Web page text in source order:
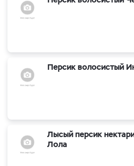
Персик волосистый
Лысый персик
Лола